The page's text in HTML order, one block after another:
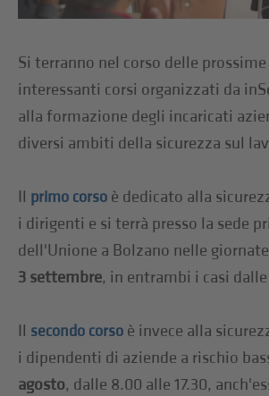
Si terranno nel corso delle
interessanti corsi organizzati da
alla formazione degli incaricati
diversi ambiti della sicurezza sul
Il primo corso è dedicato alla
i dirigenti e si terrà presso la sede
dell'Unione a Bolzano nelle
3 settembre, in entrambi i casi dalle
Il secondo corso è invece alla
i dipendenti di aziende a rischio
agosto, dalle 8.00 alle 17.30,